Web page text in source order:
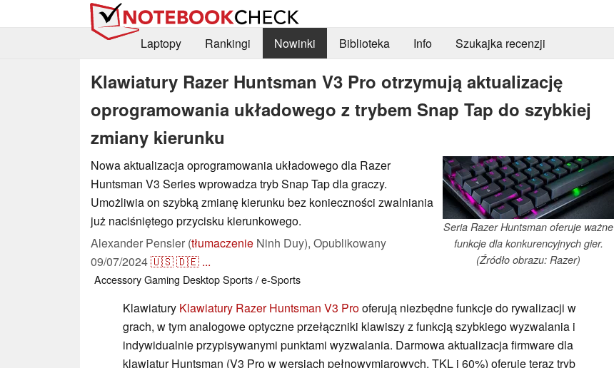
Laptopy
Rankingi Nowinki Biblioteka Info Szukajka recenzji
Klawiatury Razer Huntsman V3 Pro otrzymują aktualizację
oprogramowania układowego z trybem Snap Tap do szybkiej
zmiany kierunku
Seria Razer Huntsman oferuje ważne
funkcje dla konkurencyjnych gier.
(Źródło obrazu: Razer)
Nowa aktualizacja oprogramowania układowego dla Razer
Huntsman V3 Series wprowadza tryb Snap Tap dla graczy.
Umożliwia on szybką zmianę kierunku bez konieczności zwalniania
już naciśniętego przycisku kierunkowego.
Alexander Pensler (tłumaczenie Ninh Duy), Opublikowany
09/07/2024🇺🇸🇩🇪 ...
AccessoryGaming DesktopSports / e-Sports
Klawiatury Klawiatury Razer Huntsman V3 Prooferują niezbędne funkcje do rywalizacji w
grach, w tym analogowe optyczne przełączniki klawiszy z funkcją szybkiego wyzwalania i
indywidualnie przypisywanymi punktami wyzwalania. Darmowa aktualizacja firmware dla
klawiatur Huntsman (V3 Pro w wersjach pełnowymiarowych, TKL i 60%) oferuje teraz tryb